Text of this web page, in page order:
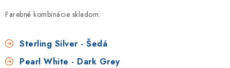
Farebné kombinácie skladom:
Sterling Silver - Šedá
Pearl White - Dark Grey